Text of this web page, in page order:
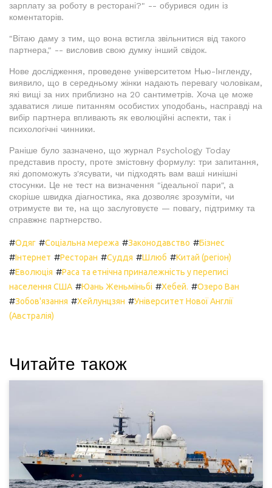
зарплату за роботу в ресторані?" -- обурився один із
коментаторів.
"Вітаю даму з тим, що вона встигла звільнитися від такого
партнера," -- висловив свою думку інший свідок.
Нове дослідження, проведене університетом Нью-Інгленду,
виявило, що в середньому жінки надають перевагу чоловікам,
які вищі за них приблизно на 20 сантиметрів. Хоча це може
здаватися лише питанням особистих уподобань, насправді на
вибір партнера впливають як еволюційні аспекти, так і
психологічні чинники.
Раніше було зазначено, що журнал Psychology Today
представив просту, проте змістовну формулу: три запитання,
які допоможуть з'ясувати, чи підходять вам ваші нинішні
стосунки. Це не тест на визначення "ідеальної пари", а
скоріше швидка діагностика, яка дозволяє зрозуміти, чи
отримуєте ви те, на що заслуговуєте — повагу, підтримку та
справжнє партнерство.
#Одяг #Соціальна мережа #Законодавство #Бізнес
#Інтернет #Ресторан #Суддя #Шлюб #Китай (регіон)
#Еволюція #Раса та етнічна приналежність у переписі
населення США #Юань Женьміньбі #Хебей. #Озеро Ван
#Зобов'язання #Хейлунцзян #Університет Нової Англії
(Австралія)
Читайте також